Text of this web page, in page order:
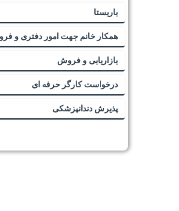
باریستا
همکار خانم جهت امور دفتری و
بازاریابی و فروش
درخواست کارگر حرفه ای
پذیرش دندانپزشکی